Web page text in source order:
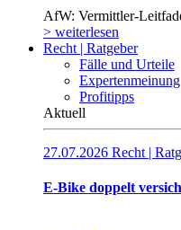
AfW: Vermittler-
> weiterlesen
Recht | Ratgeber
Fälle und Urteile
Expertenmeinung
Profitipps
Aktuell
27.07.2026 Recht |
E-Bike doppelt